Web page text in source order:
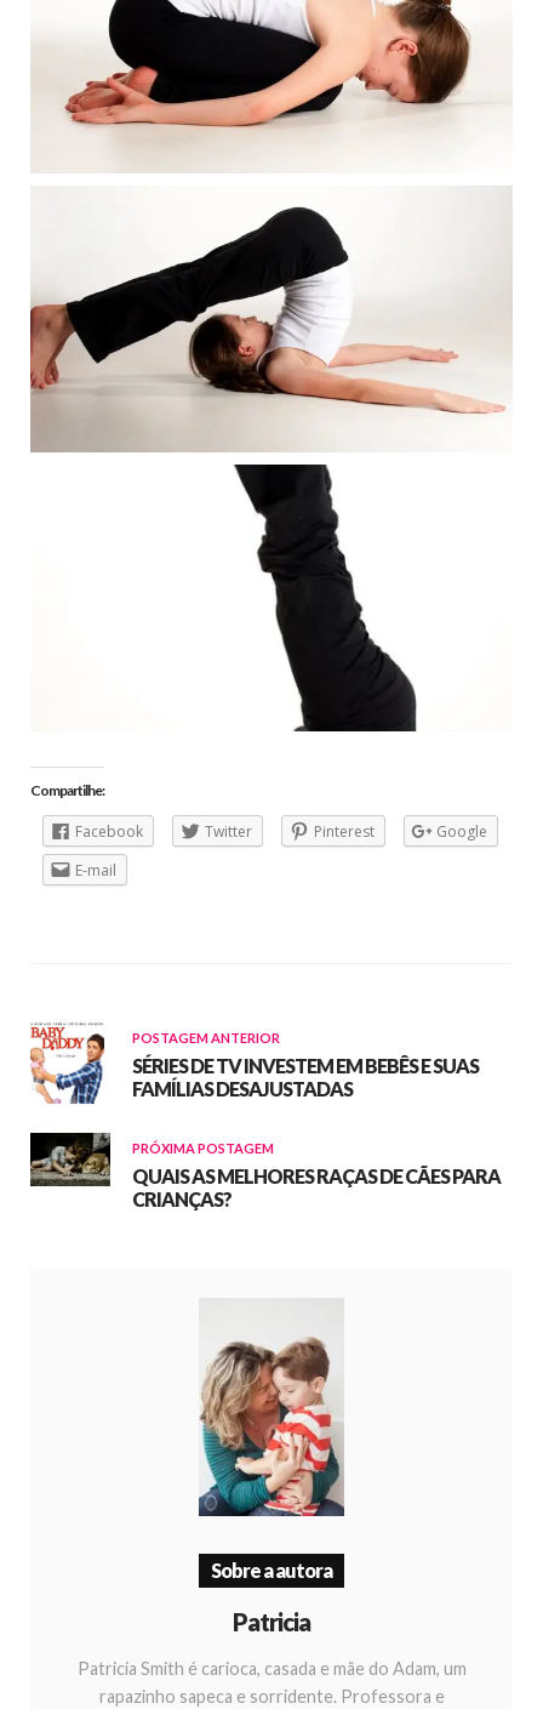
Compartilhe:
Facebook Twitter Pinterest
Google
E-mail
POSTAGEM ANTERIOR
SÉRIES DE TV INVESTEM EM BEBÊS E SUAS
FAMÍLIAS DESAJUSTADAS
PRÓXIMA POSTAGEM
QUAIS AS MELHORES RAÇAS DE CÃES PARA
CRIANÇAS?
Sobre a autora
Patricia
Patricia Smith é carioca, casada e mãe do Adam, um
rapazinho sapeca e sorridente. Professora e